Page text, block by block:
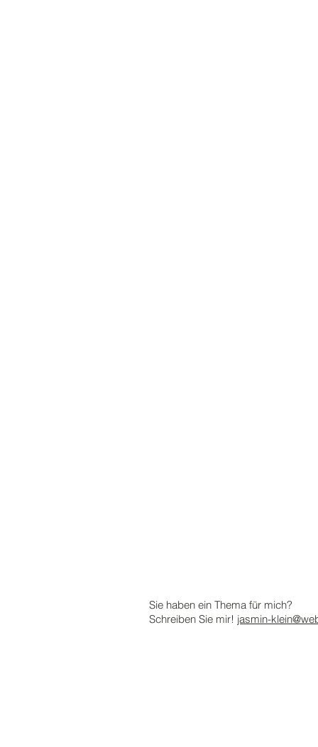
Sie haben ein Thema für mich?
Schreiben Sie mir! jasmin-